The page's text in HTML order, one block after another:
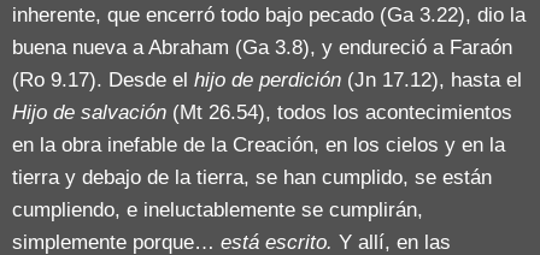
inherente, que encerró todo bajo pecado (Ga 3.22), dio la
buena nueva a Abraham (Ga 3.8), y endureció a Faraón
(Ro 9.17). Desde el hijo de perdición (Jn 17.12), hasta el
Hijo de salvación (Mt 26.54), todos los acontecimientos
en la obra inefable de la Creación, en los cielos y en la
tierra y debajo de la tierra, se han cumplido, se están
cumpliendo, e ineluctablemente se cumplirán,
simplemente porque… está escrito. Y allí, en las